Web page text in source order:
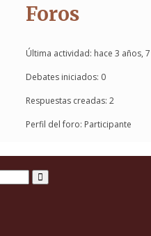
Foros
Última actividad: hace 3 años,
Debates iniciados: 0
Respuestas creadas: 2
Perfil del foro: Participante